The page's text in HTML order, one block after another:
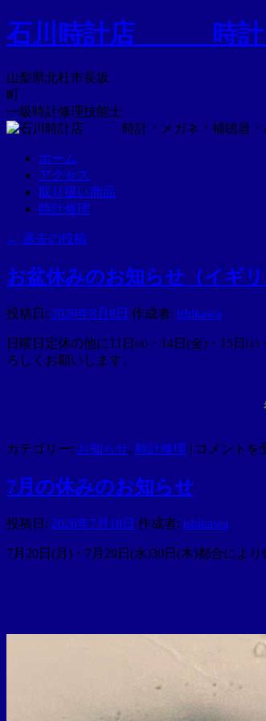
コ
ン
ン
ツ
へ
ス
石川時計店 時計
山梨県北杜市長坂
一級時計修理技能士 一
ホーム
アクセス
取り扱い商品
時計修理
← 過去の投稿
お盆休みのお知らせ（イギリ
投稿日: 2026年8月8日 作成者: ishikawa
日曜日定休の他に11日㈫・14日(金)・15日
ろしくお願いします。
カテゴリー: お知らせ, 時計修理 | お
お
知
リ
製
ロ
ッ
コメントを
7月の休みのお知らせ
投稿日: 2026年7月18日 作成者: ishikawa
7月20日(月)・7月29日(水)30日(木)都合によ